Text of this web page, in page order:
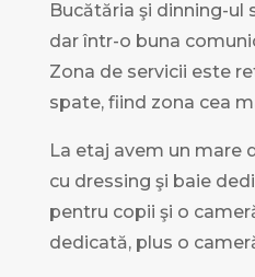
Bucătăria şi dinning-ul
dar într-o buna
Zona de servicii este
spate, fiind zona cea
La etaj avem un
cu dressing şi baie
pentru copii şi o
dedicată, plus o